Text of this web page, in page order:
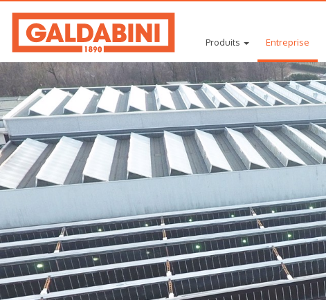
Produits Entreprise